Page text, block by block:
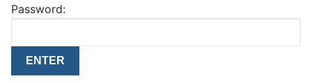
Password: